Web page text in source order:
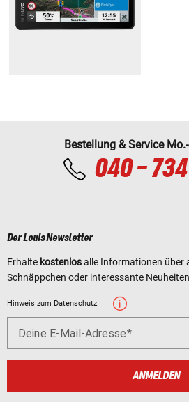
Bestellung & Service
040 -
Der Louis Newsletter
Erhalte kostenlosalle Informationen über
Schnäppchen oder interessante
Hinweis zum Datenschutz
Deine E-Mail-Adresse
ANMELDEN